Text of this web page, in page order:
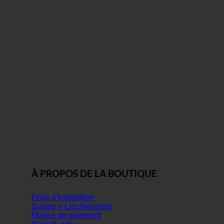
À PROPOS DE LA BOUTIQUE
Frais d'expédition
Suisse + Liechtenstein
Modes de paiement